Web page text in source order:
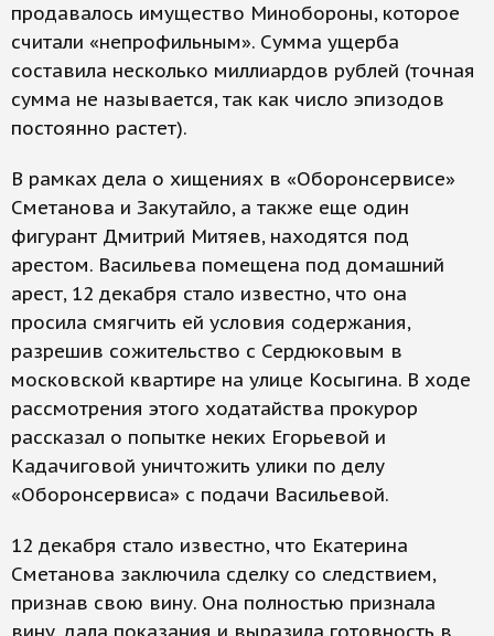
продавалось имущество Минобороны, которое
считали «непрофильным». Сумма ущерба
составила несколько миллиардов рублей (точная
сумма не называется, так как число эпизодов
постоянно растет).
В рамках дела о хищениях в «Оборонсервисе»
Сметанова и Закутайло, а также еще один
фигурант Дмитрий Митяев, находятся под
арестом. Васильева помещена под домашний
арест, 12 декабря стало известно, что она
просила смягчить ей условия содержания,
разрешив сожительство с Сердюковым в
московской квартире на улице Косыгина. В ходе
рассмотрения этого ходатайства прокурор
рассказал о попытке неких Егорьевой и
Кадачиговой уничтожить улики по делу
«Оборонсервиса» с подачи Васильевой.
12 декабря стало известно, что Екатерина
Сметанова заключила сделку со следствием,
признав свою вину. Она полностью признала